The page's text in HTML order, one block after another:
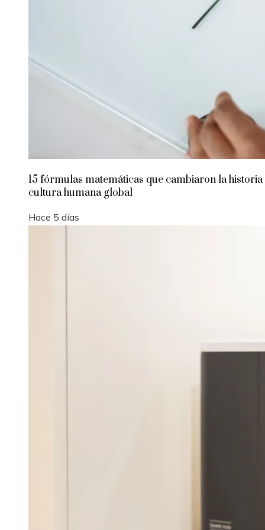
15 fórmulas matemáticas que cambiaron la
cultura humana global
Hace 5 días